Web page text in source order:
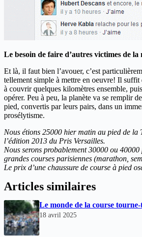
Le besoin de faire d’autres victimes de la
Et là, il faut bien l’avouer, c’est
tellement simple à mettre en oeuvre! Il suffit
à couvrir quelques kilomètres ensemble,
opérer. Peu à peu, la planète va se remplir
pied, convertis par leurs pairs, dans un
prosélytisme.
Nous étions 25000 hier matin au pied de la
l’édition 2013 du Pris Versailles.
Nous serons probablement 30000 ou
grandes courses parisiennes (marathon,
Le prix d’une chaussure de course à pied
Articles similaires
Le monde de la course
18 avril 2025